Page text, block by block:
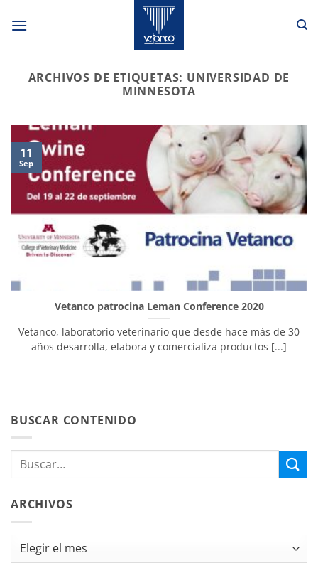
ARCHIVOS DE ETIQUETAS: UNIVERSIDAD DE
MINNESOTA
Vetanco patrocina Leman Conference 2020
Vetanco, laboratorio veterinario que desde hace más de 30
años desarrolla, elabora y comercializa productos [...]
11
Sep
BUSCAR CONTENIDO
ARCHIVOS
Archivos